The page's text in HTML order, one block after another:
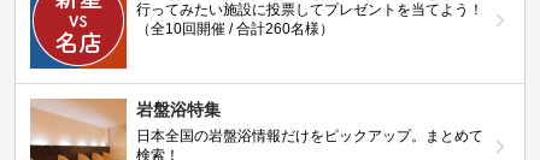
行ってみたい施設に投票してプレゼントを当てよう！
（全10回開催 / 合計260名様）
岩盤浴特集
日本全国の岩盤浴情報だけをピックアップ。まとめて
検索！